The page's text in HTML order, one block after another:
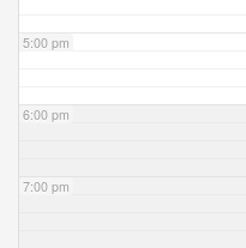
5:00 pm
6:00 pm
7:00 pm